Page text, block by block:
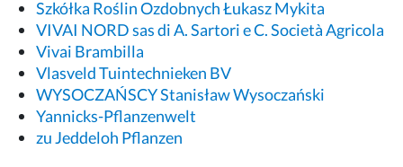
Szkółka Roślin Ozdobnych Łukasz Mykita
VIVAI NORD sas di A. Sartori e C. Società Agricola
Vivai Brambilla
Vlasveld Tuintechnieken BV
WYSOCZAŃSCY Stanisław Wysoczański
Yannicks-Pflanzenwelt
zu Jeddeloh Pflanzen